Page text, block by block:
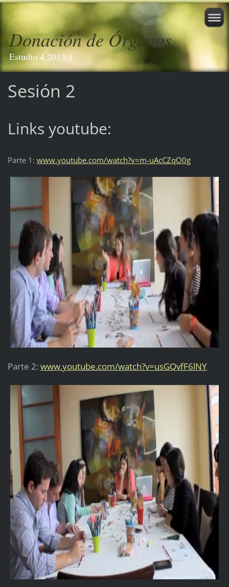
Donación de Órganos
Estudio 4 2013-1
Sesión 2
Links youtube:
Parte 1: www.youtube.com/watch?v=m-uAcCZqO0g
Parte 2: www.youtube.com/watch?v=usGQvfF6lNY